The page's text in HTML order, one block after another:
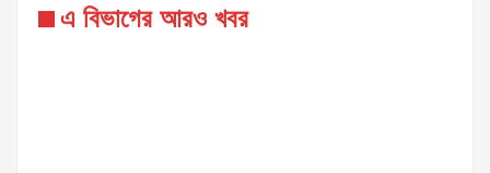
এ বিভাগের আরও খবর